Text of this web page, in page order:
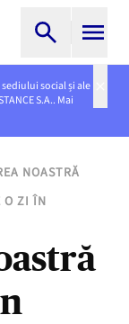
social și ale
S.A.. Mai
NOASTRĂ
O ZI ÎN